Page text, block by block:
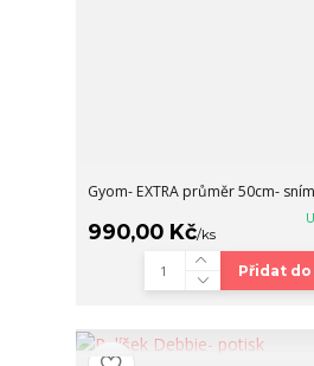
Gyom- EXTRA průměr 50cm-
990,00 Kč/ks
Přidat